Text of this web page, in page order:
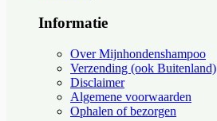
Informatie
Over Mijnhondenshampoo
Verzending (ook Buitenland)
Disclaimer
Algemene voorwaarden
Ophalen of bezorgen